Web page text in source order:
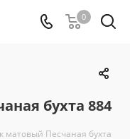
0
бухта 884
матовый Песчаная бухта